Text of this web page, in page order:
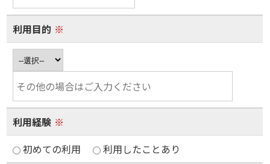
利用目的 ※
利用経験 ※
初めての利用
利用したことあり